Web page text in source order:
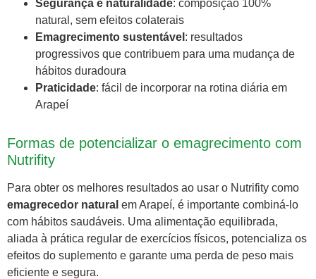
Segurança e naturalidade: composição 100%
natural, sem efeitos colaterais
Emagrecimento sustentável : resultados
progressivos que contribuem para uma mudança de
hábitos duradoura
Praticidade: fácil de incorporar na rotina diária em
Arapeí
Formas de potencializar o emagrecimento com
Nutrifity
Para obter os melhores resultados ao usar o Nutrifity como
emagrecedor natural em Arapeí, é importante combiná-lo
com hábitos saudáveis. Uma alimentação equilibrada,
aliada à prática regular de exercícios físicos, potencializa os
efeitos do suplemento e garante uma perda de peso mais
eficiente e segura.